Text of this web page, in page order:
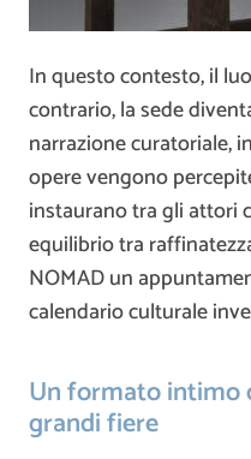
In questo contesto, il
contrario, la sede
narrazione curatoriale,
opere vengono
instaurano tra gli attori
equilibrio tra
NOMAD un
calendario culturale
Un formato intimo
grandi fiere